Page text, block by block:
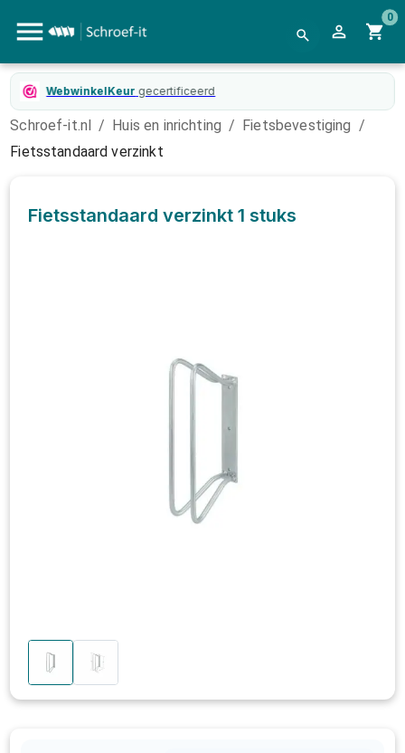
0
WebwinkelKeur gecertificeerd
Schroef-it.nl / Huis en inrichting / Fietsbevestiging /
Fietsstandaard verzinkt
Fietsstandaard verzinkt 1 stuks